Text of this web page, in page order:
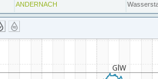
ANDERNACH